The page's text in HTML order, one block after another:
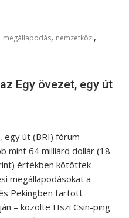
megállapodás, nemzetközi,
Egy övezet, egy út
egy út (BRI) fórum
mint 64 milliárd dollár (18
értékben kötöttek
megállapodásokat a
Pekingben tartott
– közölte Hszi Csin-ping